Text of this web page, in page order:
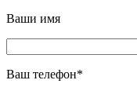
Ваши имя
Ваш телефон*